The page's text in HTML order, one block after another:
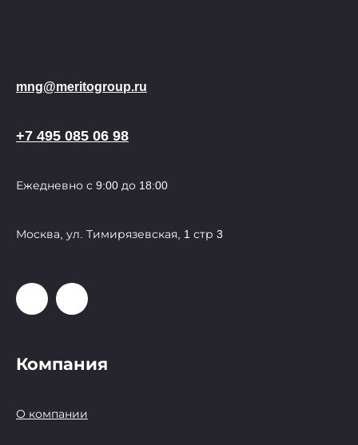
mng@meritogroup.ru
+7 495 085 06 98
Ежедневно с 9:00 до 18:00
Москва, ул. Тимирязевская, 1 стр 3
Компания
О компании